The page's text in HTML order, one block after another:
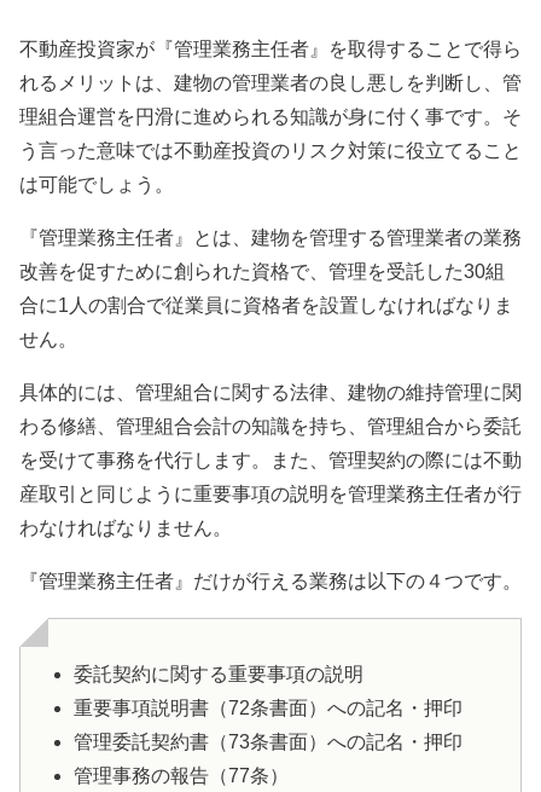
不動産投資家が『管理業務主任者』を取得することで得ら
れるメリットは、建物の管理業者の良し悪しを判断し、管
理組合運営を円滑に進められる知識が身に付く事です。そ
う言った意味では不動産投資のリスク対策に役立てること
は可能でしょう。
『管理業務主任者』とは、建物を管理する管理業者の業務
改善を促すために創られた資格で、管理を受託した30組
合に1 人の割合で従業員に資格者を設置しなければなりま
せん。
具体的には、管理組合に関する法律、建物の維持管理に関
わる修繕、管理組合会計の知識を持ち、管理組合から委託
を受けて事務を代行します。また、管理契約の際には不動
産取引と同じように重要事項の説明を管理業務主任者が行
わなければなりません。
『管理業務主任者』だけが行える業務は以下の４つです。
委託契約に関する重要事項の説明
重要事項説明書（72条書面）への記名・押印
管理委託契約書（73条書面）への記名・押印
管理事務の報告（77条）